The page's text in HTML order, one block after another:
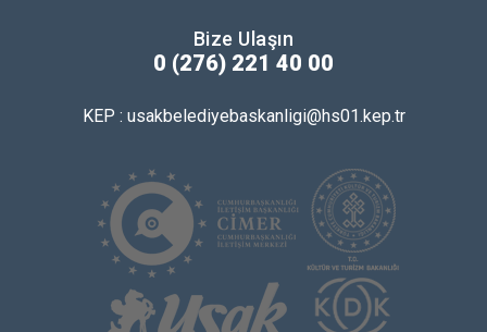
Bize Ulaşın
0 (276) 221 40 00
KEP : usakbelediyebaskanligi@hs01.kep.tr